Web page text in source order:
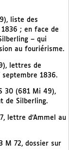
liste des
; en face de
– qui
au fouriérisme.
lettres de
1836.
30 (681 Mi 49),
de Silberling.
lettre d’Ammel au
M 72, dossier sur